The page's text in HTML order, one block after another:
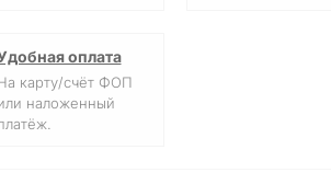
оплата
карту/счёт ФОП
наложенный